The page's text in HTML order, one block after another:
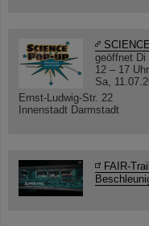
geöffnet Di
12 – 17 Uhr
Sa,
Ernst-Ludwig-Str. 22
Innenstadt Darmstadt
FAIR-